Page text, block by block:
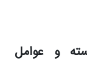
و عوامل